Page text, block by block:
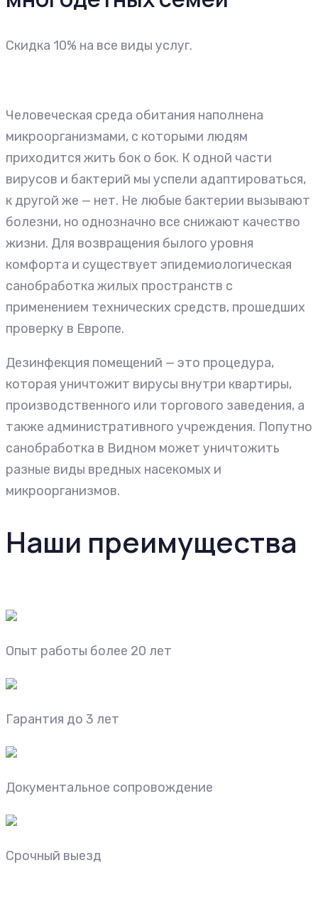
Cкидка 10% на все виды услуг.
Человеческая среда обитания наполнена
микроорганизмами, с которыми людям
приходится жить бок о бок. К одной части
вирусов и бактерий мы успели адаптироваться,
к другой же — нет. Не любые бактерии вызывают
болезни, но однозначно все снижают качество
жизни. Для возвращения былого уровня
комфорта и существует эпидемиологическая
санобработка жилых пространств с
применением технических средств, прошедших
проверку в Европе.
Дезинфекция помещений — это процедура,
которая уничтожит вирусы внутри квартиры,
производственного или торгового заведения, а
также административного учреждения. Попутно
санобработка в Видном может уничтожить
разные виды вредных насекомых и
микроорганизмов.
Наши преимущества
Опыт работы более 20 лет
Гарантия до 3 лет
Документальное сопровождение
Срочный выезд